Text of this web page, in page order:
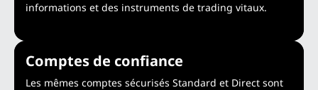
informations et des instruments de trading vitaux.
Comptes de confiance
Les mêmes comptes sécurisés Standard et Direct sont